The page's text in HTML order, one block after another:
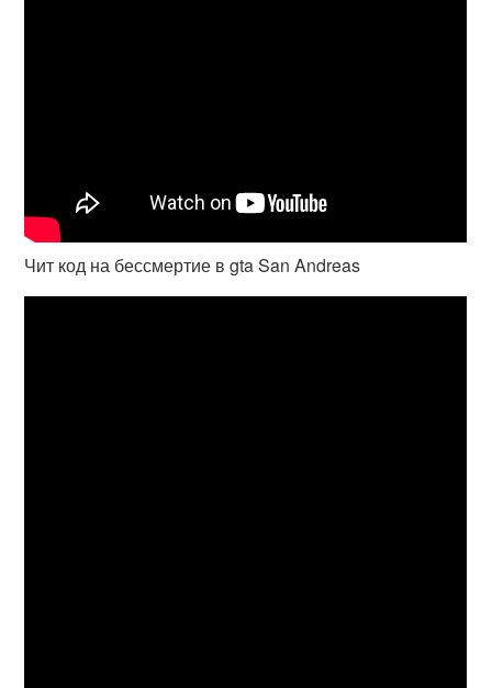
Чит код на бессмертие в gta San Andreas